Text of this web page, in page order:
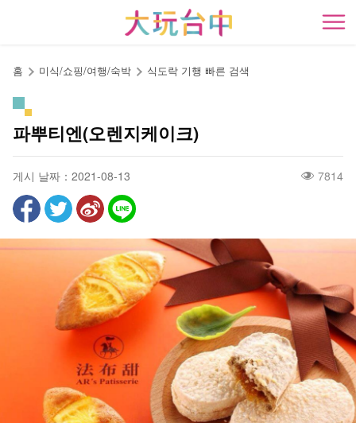
開
홈 미식/쇼핑/여행/숙박 식도락 기행 빠른 검색
파뿌티엔(오렌지케이크)
게시 날짜：2021-08-13 7814